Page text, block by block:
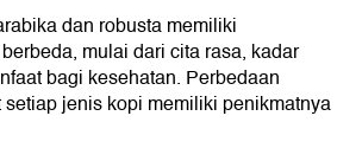
dan robusta memiliki
mulai dari cita rasa, kadar
bagi kesehatan. Perbedaan
jenis kopi memiliki penikmatnya